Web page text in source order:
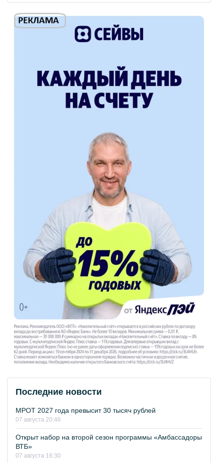
Последние новости
МРОТ 2027 года превысит 30 тысяч рублей
07 августа 20:46
Открыт набор на второй сезон программы «Амбассадоры
ВТБ»
07 августа 16:30